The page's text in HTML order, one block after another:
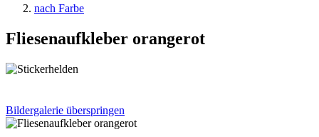
nach Farbe
Fliesenaufkleber orangerot
Bildergalerie überspringen